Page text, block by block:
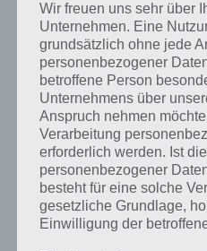
Weitere
gesucht?
Komplettlösung
kannst du mit
schnell die
Lösungen der
finden!
Wir freuen uns sehr über
Unternehmen. Eine
grundsätzlich ohne jede
personenbezogener
betroffene Person
Unternehmens über
Anspruch nehmen
Verarbeitung
erforderlich werden. Ist
personenbezogener
besteht für eine solche
gesetzliche Grundlage,
Einwilligung der